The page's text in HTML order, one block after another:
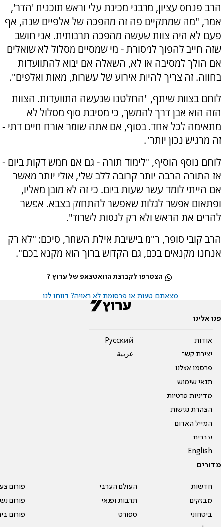
הרב פנחס עציון, מרבני מכינת עלי וראש תוכנית 'הדר',
אמר, "מה שמתקיים פה זה מהפכה של אלפיים שנה, אף
פעם לא היה צוות שעשה מהפכה תרבותית. אני חושב
שזה חייב להפוך למסורת - מי שמסיים מסלול לא שואלים
אם הולך למסיבה או לא, השאלה אם יבוא להתוועדות
בחווה. זה צריך להיות אירוע של עשרות, מאות ואלפים".
לוחם בצוות שיתף, "החלטנו שנעשה התוועדות. הצוות
הזה הוא אבן דרך להמשך, כי מסיבת סוף מסלול לא
מתאימה לכל אחד. בסוף, אם אתה שומר אורח חיים דתי -
זה מרגיש נכון יותר".
לוחם נוסף הוסיף, "לימוד תורה - גם אם חמש דקות ביום -
אז התורה הרבה יותר קרובה ללב שלי, אולי יותר מאשר
אם הייתי לומד עשר שעות ביום. כי זה לא מובן מאליו,
ופתאום אפשר לגלות שאפשר להתחזק בצבא. אפשר
להרים את הראש ולא רק לנסות לשרוד".
הרב קובי סופר, ר"מ בישיבת אילת השחר, סיכם: "לא רק
אנחנו מקנאים בכם, גם הקדוש ברוך הוא מקנא בכם".
הצטרפו לקבוצת הוואטצאפ של ערוץ 7
מצאתם טעות או פרסומת לא ראויה? דווחו לנו
פנו אלינו
אודות
יצירת קשר
פרסמו אצלנו
תנאי שימוש
מדיניות פרטיות
הצהרת נגישות
המייל האדום
עברית
English
Pусский
عربية
מדורים
חדשות
מבזקים
ביטחוני
העולם הערבי
תרבות ופנאי
ספורט
פורום
פורום
פורום